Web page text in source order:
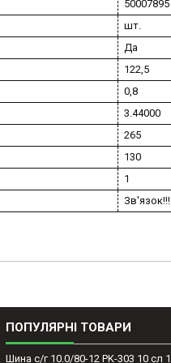
50007895
шт.
Да
122,5
0,8
3.44000
265
130
1
ПОПУЛЯРНІ ТОВАРИ
Шина с/г 10.0/80-12 PK-303 10 сл